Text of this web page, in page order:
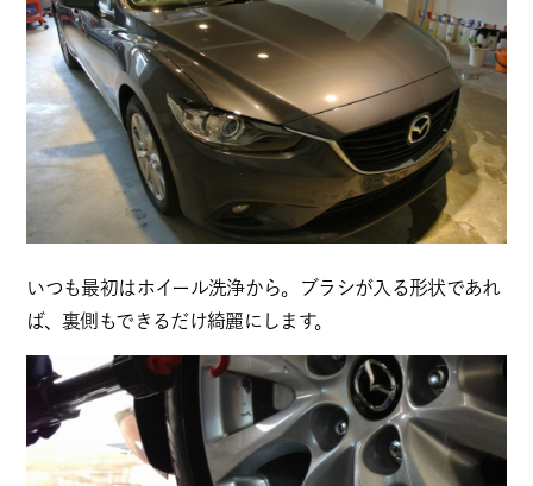
いつも最初はホイール洗浄から。ブラシが入る形状であれ
ば、裏側もできるだけ綺麗にします。